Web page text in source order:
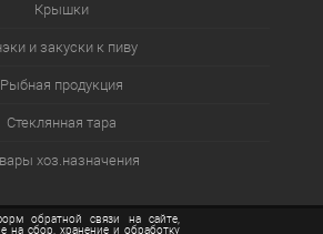
Крышки
и закуски к пиву
Рыбная продукция
Стеклянная тара
хоз.назначения
обратной связи на сайте,
на сбор, хранение и обработку